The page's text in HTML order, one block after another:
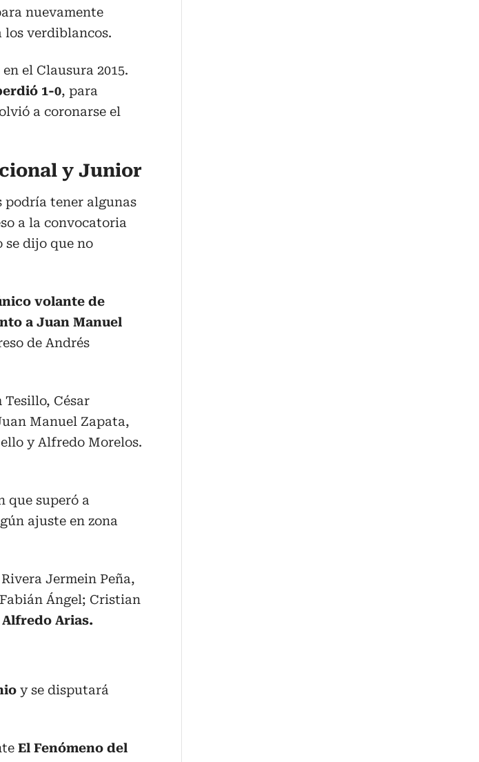
nuevamente
verdiblancos.
el Clausura 2015.
1-0, para
a coronarse el
y Junior
podría tener algunas
a la convocatoria
se dijo que no
volante de
a Juan Manuel
de Andrés
César
Manuel Zapata,
y Alfredo Morelos.
que superó a
ajuste en zona
Jermein Peña,
Ángel; Cristian
Alfredo Arias.
y se disputará
El Fenómeno del